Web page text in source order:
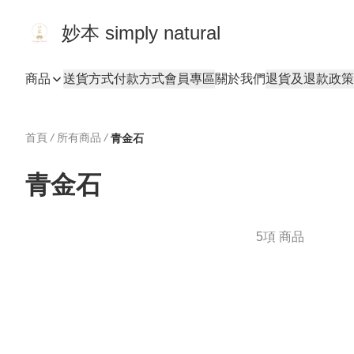
妙本 simply natural
商品 送貨方式付款方式會員專區關於我們退貨及退款政策
首頁 / 所有商品 / 青金石
青金石
5項 商品